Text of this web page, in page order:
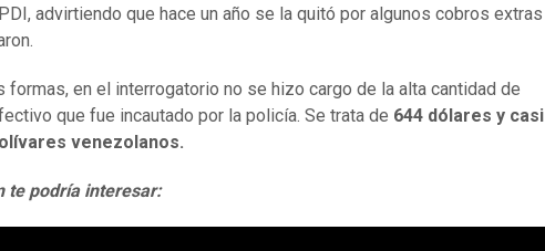
advirtiendo que hace un año se la quitó por algunos cobros extras
formas, en el interrogatorio no se hizo cargo de la alta cantidad de
que fue incautado por la policía. Se trata de 644 dólares y casi
venezolanos.
te podría interesar: